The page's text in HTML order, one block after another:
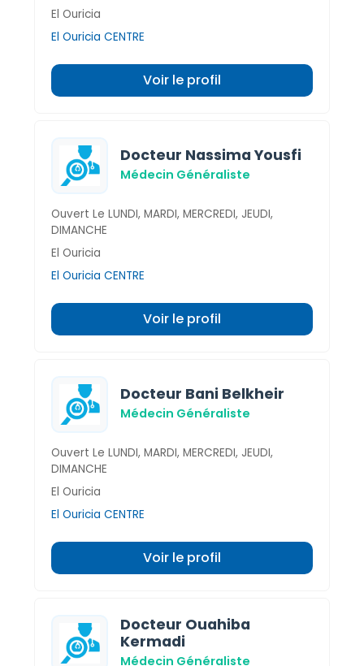
El Ouricia
El Ouricia CENTRE
Voir le profil
Docteur Nassima Yousfi
Médecin Généraliste
Ouvert Le LUNDI, MARDI, MERCREDI, JEUDI,
DIMANCHE
El Ouricia
El Ouricia CENTRE
Voir le profil
Docteur Bani Belkheir
Médecin Généraliste
Ouvert Le LUNDI, MARDI, MERCREDI, JEUDI,
DIMANCHE
El Ouricia
El Ouricia CENTRE
Voir le profil
Docteur Ouahiba
Kermadi
Médecin Généraliste